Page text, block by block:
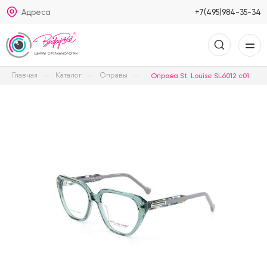
Адреса +7(495)984-35-34
Главная Каталог Оправы Оправа St. Louise SL6012 c01